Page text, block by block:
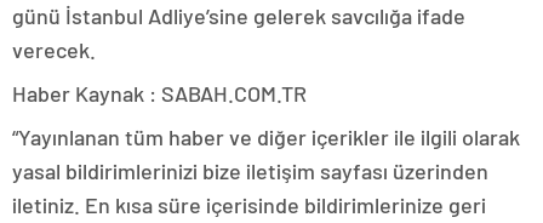
günü İstanbul Adliye’sine gelerek savcılığa ifade
verecek.
Haber Kaynak : SABAH.COM.TR
“Yayınlanan tüm haber ve diğer içerikler ile ilgili olarak
yasal bildirimlerinizi bize iletişim sayfası üzerinden
iletiniz. En kısa süre içerisinde bildirimlerinize geri